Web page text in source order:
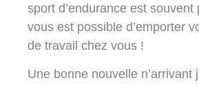
sport d’endurance est souvent
vous est possible d’emporter
de travail chez vous !
Une bonne nouvelle n’arrivant